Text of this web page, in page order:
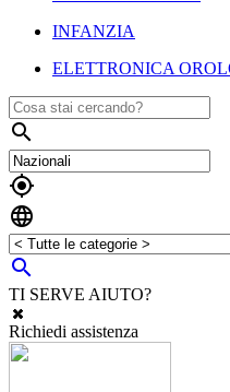
INFANZIA
ELETTRONICA




TI SERVE AIUTO?
Richiedi assistenza